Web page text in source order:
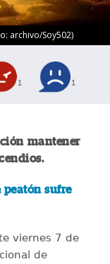
archivo/Soy502)
1 1
mantener
peatón sufre
viernes 7 de
de